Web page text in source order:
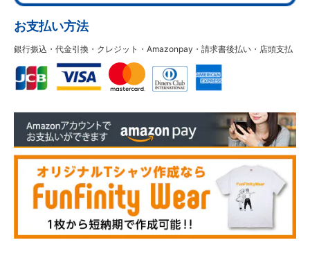
お支払い方法
銀行振込・代金引換・クレジット・Amazonpay・請求書後払い・店頭支払